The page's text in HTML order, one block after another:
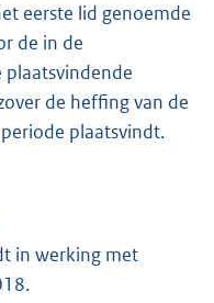
eerste lid genoemde
de in de
plaatsvindende
de heffing van de
plaatsvindt.
in werking met